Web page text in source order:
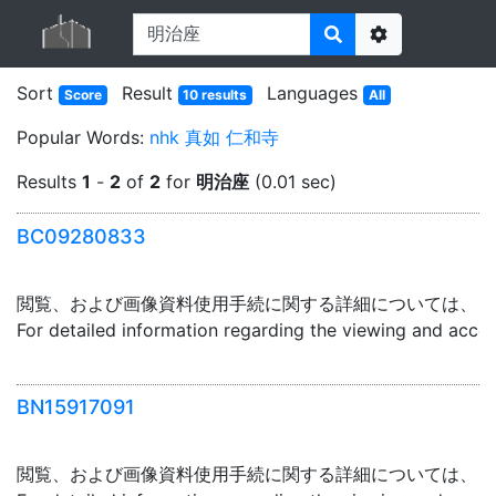
Options
Sort
Score Result 10 results Languages All
Popular Words: nhk 真如 仁和寺
Results 1 - 2 of 2 for 明治座 (0.01 sec)
BC09280833
閲覧、および画像資料使用手続に関する詳細については、「
For detailed information regarding the viewing and
BN15917091
閲覧、および画像資料使用手続に関する詳細については、「